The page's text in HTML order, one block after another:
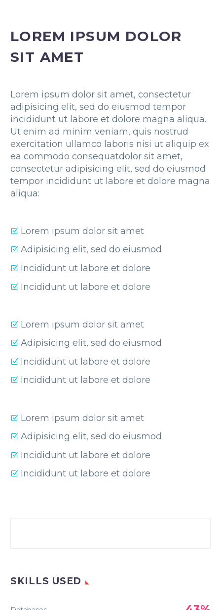
LOREM IPSUM DOLOR
SIT AMET
Lorem ipsum dolor sit amet, consectetur
adipisicing elit, sed do eiusmod tempor
incididunt ut labore et dolore magna aliqua.
Ut enim ad minim veniam, quis nostrud
exercitation ullamco laboris nisi ut aliquip ex
ea commodo consequatdolor sit amet,
consectetur adipisicing elit, sed do eiusmod
tempor incididunt ut labore et dolore magna
aliqua:
Lorem ipsum dolor sit amet
Adipisicing elit, sed do eiusmod
Incididunt ut labore et dolore
Incididunt ut labore et dolore
Lorem ipsum dolor sit amet
Adipisicing elit, sed do eiusmod
Incididunt ut labore et dolore
Incididunt ut labore et dolore
Lorem ipsum dolor sit amet
Adipisicing elit, sed do eiusmod
Incididunt ut labore et dolore
Incididunt ut labore et dolore
SKILLS USED